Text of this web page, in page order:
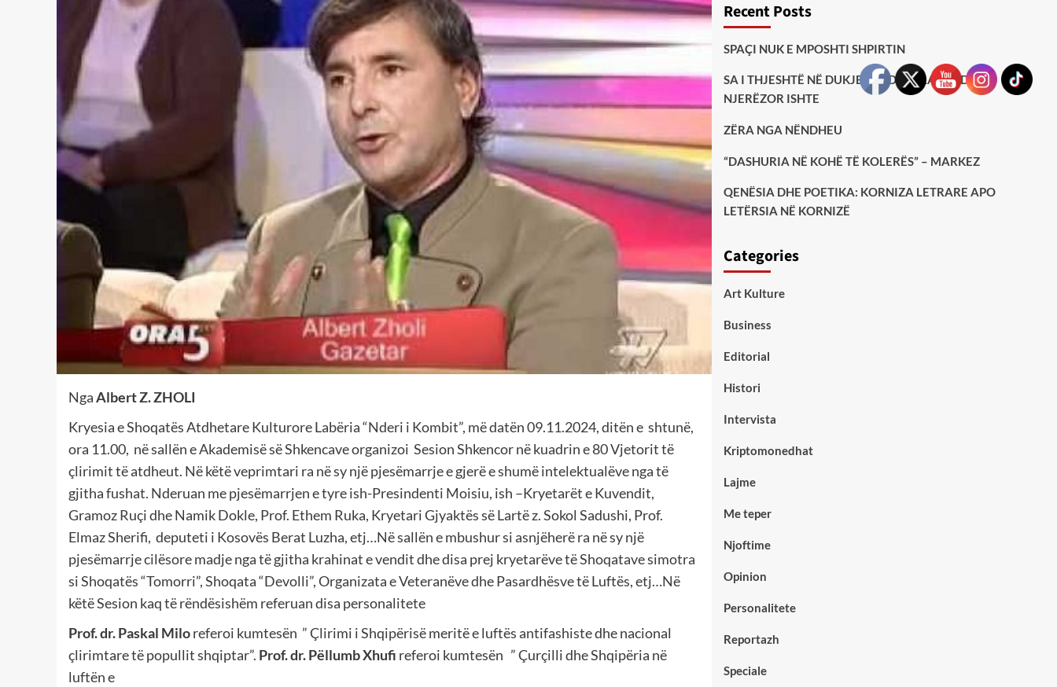
NgaAlbert Z. ZHOLI
Kryesia e Shoqatës Atdhetare Kulturore Labëria “Nderi i Kombit”, më datën 09.11.2024, ditën e shtunë,
ora 11.00, në sallën e Akademisë së Shkencave organizoi Sesion Shkencor në kuadrin e 80 Vjetorit të
çlirimit të atdheut. Në këtë veprimtari ra në sy një pjesëmarrje e gjerë e shumë intelektualëve nga të
gjitha fushat. Nderuan me pjesëmarrjen e tyre ish-Presindenti Moisiu, ish –Kryetarët e Kuvendit,
Gramoz Ruçi dhe Namik Dokle, Prof. Ethem Ruka, Kryetari Gjyaktës së Lartë z. Sokol Sadushi, Prof.
Elmaz Sherifi, deputeti i Kosovës Berat Luzha, etj…Në sallën e mbushur si asnjëherë ra në sy një
pjesëmarrje cilësore madje nga të gjitha krahinat e vendit dhe disa prej kryetarëve të Shoqatave simotra
si Shoqatës “Tomorri”, Shoqata “Devolli”, Organizata e Veteranëve dhe Pasardhësve të Luftës, etj…Në
këtë Sesion kaq të rëndësishëm referuan disa personalitete
Prof. dr. Paskal Miloreferoi kumtesën ” Çlirimi i Shqipërisë meritë e luftës antifashiste dhe nacional
çlirimtare të popullit shqiptar”. Prof. dr. Pëllumb Xhufi referoi kumtesën ” Çurçilli dhe Shqipëria në
luftën e
Recent Posts
SPAÇI NUK E MPOSHTI SHPIRTIN
SA I THJESHTË NË DUKJE, AQ DHE I LARTË DHE
NJERËZOR ISHTE
ZËRA NGA NËNDHEU
“DASHURIA NË KOHË TË KOLERËS” – MARKEZ
QENËSIA DHE POETIKA: KORNIZA LETRARE APO
LETËRSIA NË KORNIZË
Categories
Art Kulture
Business
Editorial
Histori
Intervista
Kriptomonedhat
Lajme
Me teper
Njoftime
Opinion
Personalitete
Reportazh
Speciale